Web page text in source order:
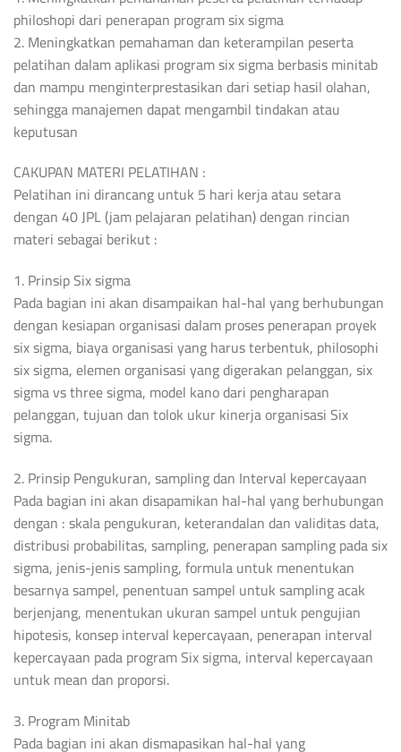
philoshopi dari penerapan program six sigma
2. Meningkatkan pemahaman dan keterampilan peserta
pelatihan dalam aplikasi program six sigma berbasis minitab
dan mampu menginterprestasikan dari setiap hasil olahan,
sehingga manajemen dapat mengambil tindakan atau
keputusan
CAKUPAN MATERI PELATIHAN :
Pelatihan ini dirancang untuk 5 hari kerja atau setara
dengan 40 JPL (jam pelajaran pelatihan) dengan rincian
materi sebagai berikut :
1. Prinsip Six sigma
Pada bagian ini akan disampaikan hal-hal yang berhubungan
dengan kesiapan organisasi dalam proses penerapan proyek
six sigma, biaya organisasi yang harus terbentuk, philosophi
six sigma, elemen organisasi yang digerakan pelanggan, six
sigma vs three sigma, model kano dari pengharapan
pelanggan, tujuan dan tolok ukur kinerja organisasi Six
sigma.
2. Prinsip Pengukuran, sampling dan Interval kepercayaan
Pada bagian ini akan disapamikan hal-hal yang berhubungan
dengan : skala pengukuran, keterandalan dan validitas data,
distribusi probabilitas, sampling, penerapan sampling pada six
sigma, jenis-jenis sampling, formula untuk menentukan
besarnya sampel, penentuan sampel untuk sampling acak
berjenjang, menentukan ukuran sampel untuk pengujian
hipotesis, konsep interval kepercayaan, penerapan interval
kepercayaan pada program Six sigma, interval kepercayaan
untuk mean dan proporsi.
3. Program Minitab
Pada bagian ini akan dismapasikan hal-hal yang